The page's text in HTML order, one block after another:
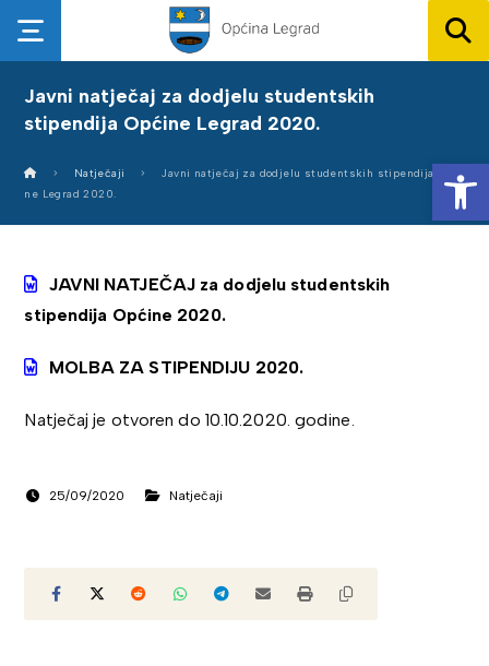
Javni natječaj za dodjelu studentskih
stipendija Općine Legrad 2020.
Natječaji
Javni natječaj za dodjelu studentskih stipendija Opći
ne Legrad 2020.
JAVNI NATJEČAJ za dodjelu studentskih
stipendija Općine 2020.
MOLBA ZA STIPENDIJU 2020.
Natječaj je otvoren do 10.10.2020. godine.
25/09/2020 Natječaji